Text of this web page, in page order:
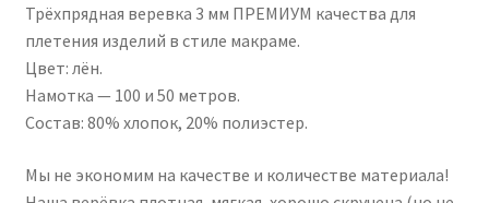
Трёхпрядная веревка 3 мм ПРЕМИУМ качества для
плетения изделий в стиле макраме.
Цвет: лён.
Намотка — 100 и 50 метров.
Состав: 80% хлопок, 20% полиэстер.
Мы не экономим на качестве и количестве материала!